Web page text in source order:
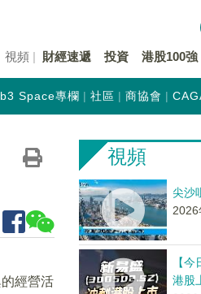
視頻 財經速遞 投資 港股100強
Space專欄 社區 商協會
經營活
視頻
尖沙
【
港股